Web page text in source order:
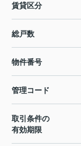
賃貸区分
総戸数
物件番号
管理コード
取引条件の
有効期限